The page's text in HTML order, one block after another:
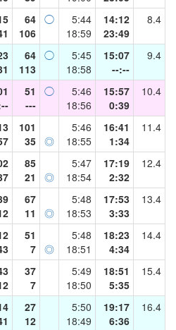
64
106
◯
5:44
18:59
14:12
23:49
8.4
64
113
◯
5:45
18:58
15:07
--:--
9.4
51
---
◯
5:46
18:56
15:57
0:39
10.4
101
35 ◎
5:46
18:55
16:41
1:34
11.4
85
21
◎
5:47
18:54
17:19
2:32
12.4
67
11
◎
5:48
18:53
17:53
3:33
13.4
51
7 ◎
5:48
18:51
18:23
4:34
14.4
37
7
5:49
18:50
18:51
5:35
15.4
27
12
5:50
18:49
19:17
6:36
16.4